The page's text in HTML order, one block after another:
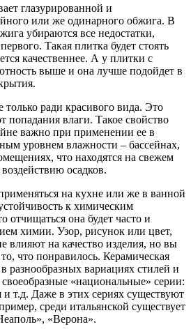
глазурированной и
или же одинарного обжига. В
убираются все недостатки,
Такая плитка будет стоять
качественнее. А у плитки с
выше и она лучше подойдет в
только ради красивого вида. Это
попадания влаги. Такое свойство
важно при применении ее в
уровнем влажности – бассейнах,
что находятся на свежем
осадков.
на кухне или же в ванной
к химическим
отчищаться она будет часто и
химии. Узор, рисунок или цвет,
влияют на качество изделия, но вы
что понравилось. Керамическая
разнообразных вариациях стилей и
«национальные» серии:
и т.д. Даже в этих сериях существуют
среди итальянской существует
«Верона».